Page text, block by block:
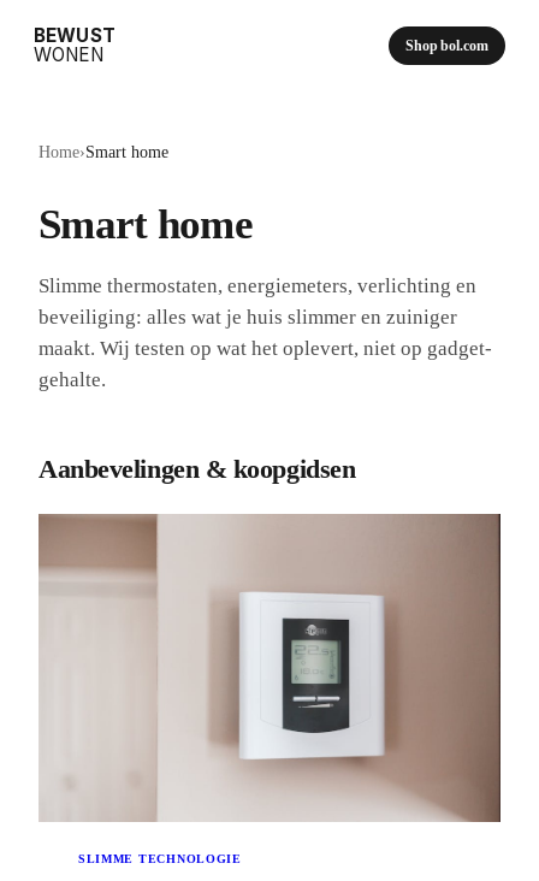
BEWUST
WONEN
Shop bol.com
Home›Smart home
Smart home
Slimme thermostaten, energiemeters, verlichting en
beveiliging: alles wat je huis slimmer en zuiniger
maakt. Wij testen op wat het oplevert, niet op gadget-
gehalte.
Aanbevelingen & koopgidsen
SLIMME TECHNOLOGIE